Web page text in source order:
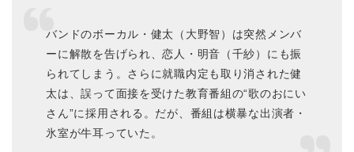
バンドのボーカル・健太（大野智）は突然メンバ
ーに解散を告げられ、恋人・明音（千紗）にも振
られてしまう。さらに就職内定も取り消された健
太は、誤って面接を受けた教育番組の“歌のおにい
さん”に採用される。だが、番組は横暴な出演者・
氷室が牛耳っていた。